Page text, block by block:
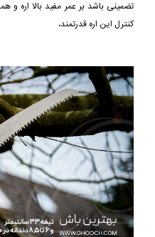
تضمینی باشد بر عمر مفید بالا اره و
کنترل این اره قدرتمند،